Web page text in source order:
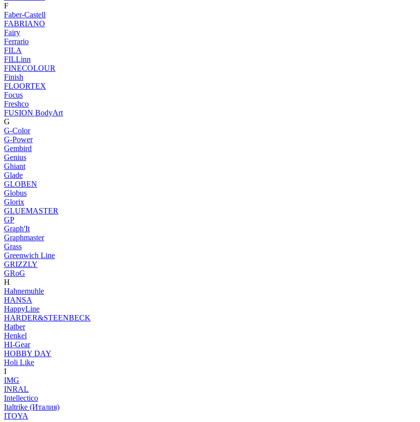
F
Faber-Castell
FABRIANO
Fairy
Ferrario
FILA
FILLinn
FINECOLOUR
Finish
FLOORTEX
Focus
Freshco
FUSION BodyArt
G
G-Color
G-Power
Gembird
Genius
Ghiant
Glade
GLOBEN
Globus
Glorix
GLUEMASTER
GP
Graph'It
Graphmaster
Grass
Greenwich Line
GRIZZLY
GRoG
H
Hahnemuhle
HANSA
HappyLine
HARDER&STEENBECK
Hatber
Henkel
HI-Gear
HOBBY DAY
Holi Like
I
IMG
INRAL
Intellectico
Italtrike (Италия)
ITOYA